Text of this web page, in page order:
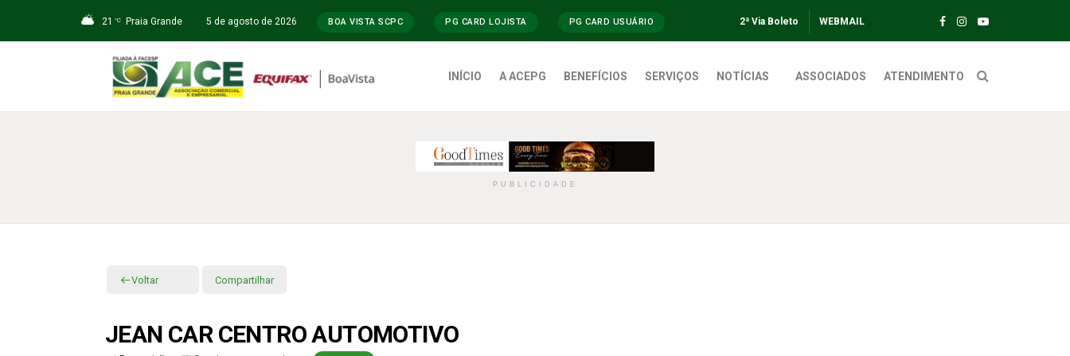
21 °C Praia Grande 5 de agosto de 2026 BOA VISTA SCPC PG CARD LOJISTA PG CARD USUÁRIO 2ª Via Boleto WEBMAIL
INÍCIO A ACEPG BENEFÍCIOS SERVIÇOS NOTÍCIAS ASSOCIADOS ATENDIMENTO
PUBLICIDADE
Voltar Compartilhar
JEAN CAR CENTRO AUTOMOTIVO